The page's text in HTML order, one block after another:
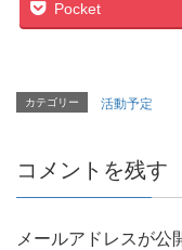
Pocket
カテゴリー 活動予定
コメントを残す
メールアドレスが公